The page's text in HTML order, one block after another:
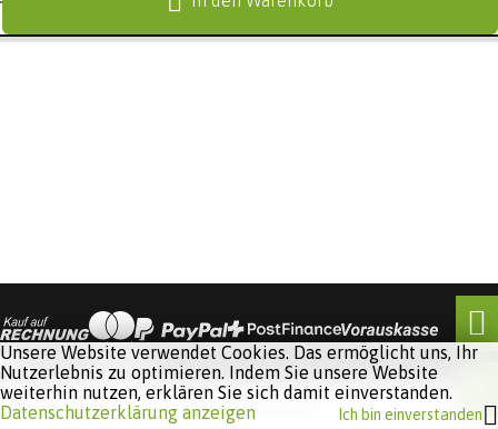
Software:
Unsere Website verwendet Cookies. Das ermöglicht uns, Ihr
Nutzerlebnis zu optimieren. Indem Sie unsere Website
weiterhin nutzen, erklären Sie sich damit einverstanden.
Datenschutzerklärung anzeigen
Ich bin einverstanden